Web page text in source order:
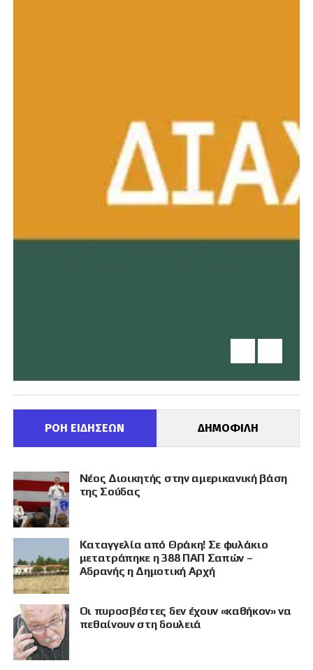
ΡΟΗ ΕΙΔΗΣΕΩΝ ΔΗΜΟΦΙΛΗ
Νέος Διοικητής στην αμερικανική βάση
της Σούδας
Καταγγελία από Θράκη! Σε φυλάκιο
μετατράπηκε η 388 ΠΑΠ Σαπών –
Αδρανής η Δημοτική Αρχή
Οι πυροσβέστες δεν έχουν «καθήκον» να
πεθαίνουν στη δουλειά